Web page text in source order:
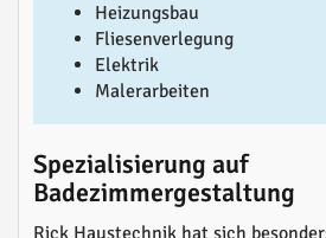
Heizungsbau
Fliesenverlegung
Elektrik
Malerarbeiten
Spezialisierung auf
Badezimmergestaltung
Rick Haustechnik hat sich